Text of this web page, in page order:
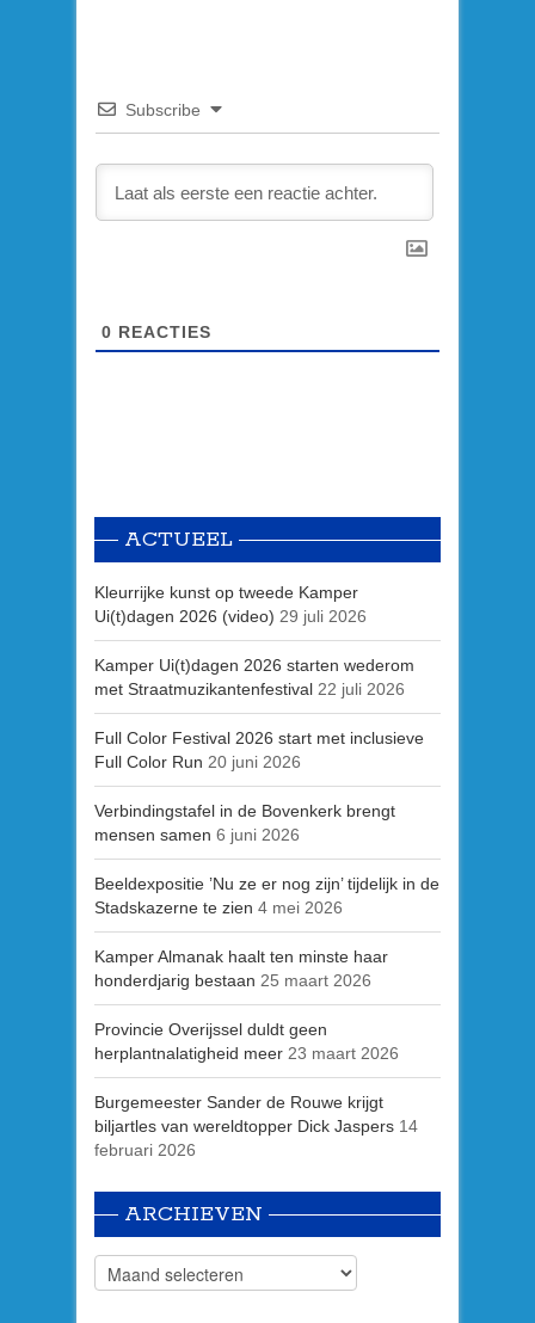
Subscribe
0 REACTIES
ACTUEEL
Kleurrijke kunst op tweede Kamper
Ui(t)dagen 2026 (video) 29 juli 2026
Kamper Ui(t)dagen 2026 starten wederom
met Straatmuzikantenfestival 22 juli 2026
Full Color Festival 2026 start met inclusieve
Full Color Run 20 juni 2026
Verbindingstafel in de Bovenkerk brengt
mensen samen 6 juni 2026
Beeldexpositie ’Nu ze er nog zijn’ tijdelijk in de
Stadskazerne te zien 4 mei 2026
Kamper Almanak haalt ten minste haar
honderdjarig bestaan 25 maart 2026
Provincie Overijssel duldt geen
herplantnalatigheid meer 23 maart 2026
Burgemeester Sander de Rouwe krijgt
biljartles van wereldtopper Dick Jaspers 14
februari 2026
ARCHIEVEN